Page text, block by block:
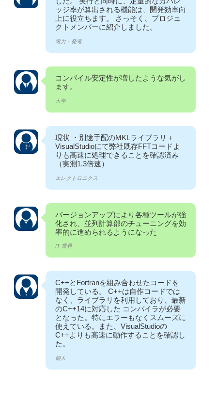
ッジ率が算出される機能は、開発効率向
上に役立ちます。 さっそく、プロジェ
クトメンバーに紹介しました。
電力・発電
コンパイル安定性が増したような気がし
ます。
大学
現状 ・別途手配のMKLライブラリ＋
VisualStudioにて弊社既存FFTコードよ
りも高速に処理できることを確認済み
（実測1.3倍速）
エレクトロニクス
バージョンアップにより各種ツールが強
化され、並列計算部のチューニングを効
率的に進められるようになった
IT 業界
C++とFortranを組み合わせたコードを
開発している。 C++は自作コードでは
なく、ライブラリを利用しており、最新
のC++14に対応した コンパイラが必要
となった。特にエラーもなくスムーズに
使えている。また、VisualStudioの
C++よりも高速に動作することを確認し
た。
個人